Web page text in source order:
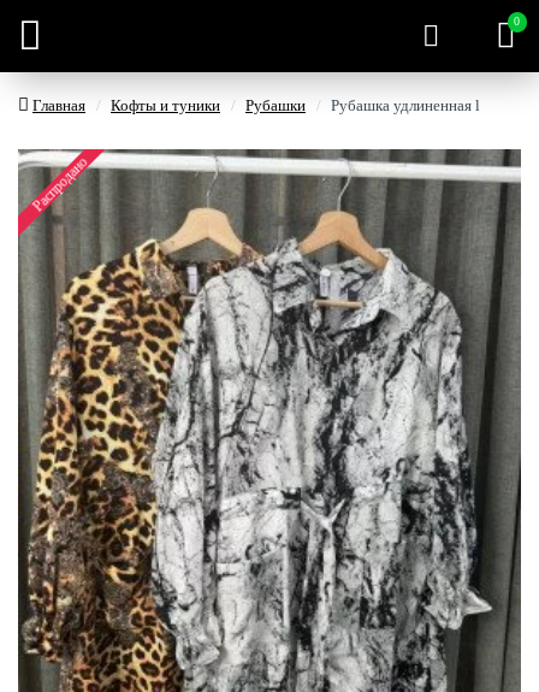
0
Главная Кофты и туники Рубашки Рубашка удлиненная l
Распродано